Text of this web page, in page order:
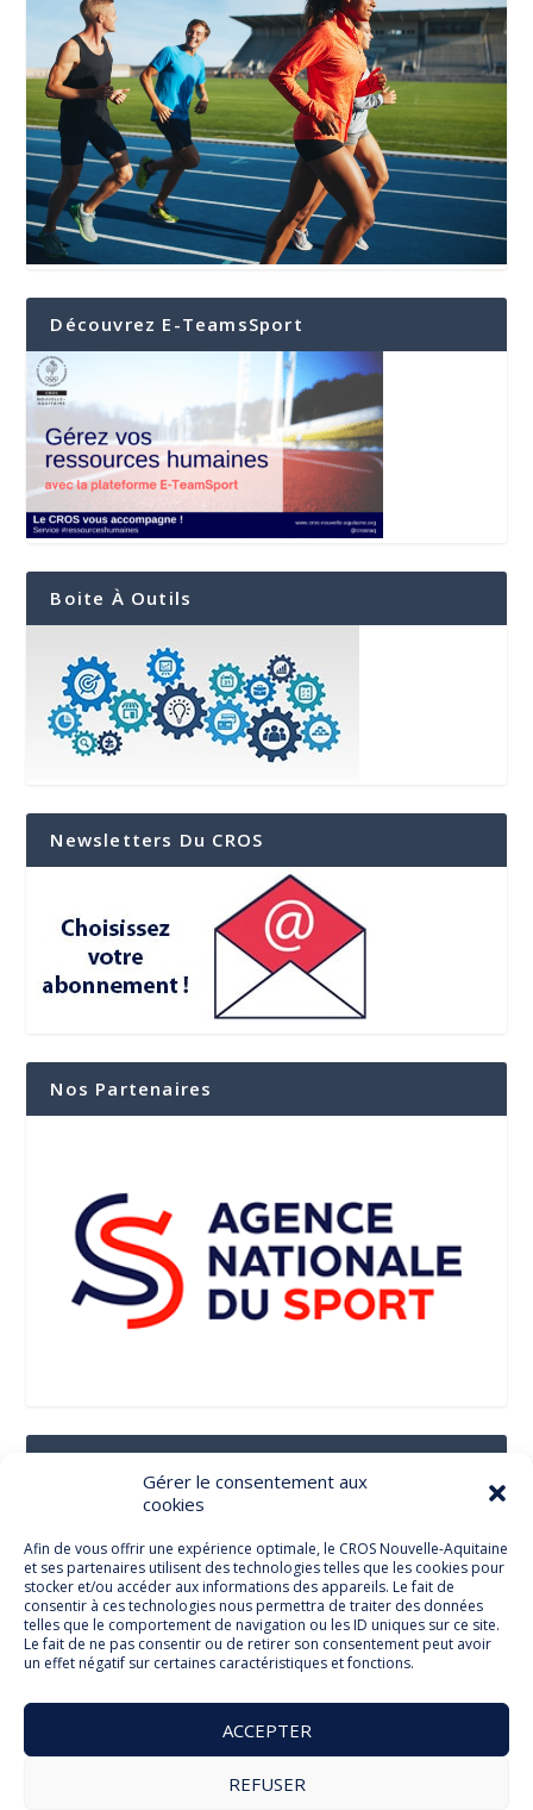
Gérer le consentement aux
cookies
Afin de vous offrir une expérience optimale, le CROS Nouvelle-Aquitaine
et ses partenaires utilisent des technologies telles que les cookies pour
stocker et/ou accéder aux informations des appareils. Le fait de
consentir à ces technologies nous permettra de traiter des données
telles que le comportement de navigation ou les ID uniques sur ce site.
Le fait de ne pas consentir ou de retirer son consentement peut avoir
un effet négatif sur certaines caractéristiques et fonctions.
ACCEPTER
REFUSER
Découvrez E-TeamsSport
Boite À Outils
Newsletters Du CROS
Nos Partenaires
Facebook